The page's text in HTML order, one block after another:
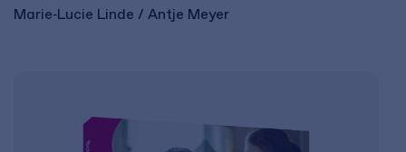
Marie‑Lucie Linde / Antje Meyer